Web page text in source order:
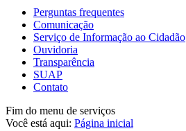
Perguntas frequentes
Comunicação
Serviço de Informação ao Cidadão
Ouvidoria
Transparência
SUAP
Contato
Fim do menu de serviços
Você está aqui: Página inicial